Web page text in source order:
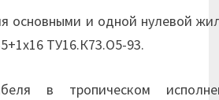
основными и одной нулевой
ТУ16.К73.О5-93.
в тропическом